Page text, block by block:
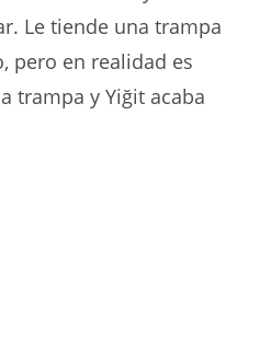
Le tiende una trampa
pero en realidad es
trampa y Yiğit acaba